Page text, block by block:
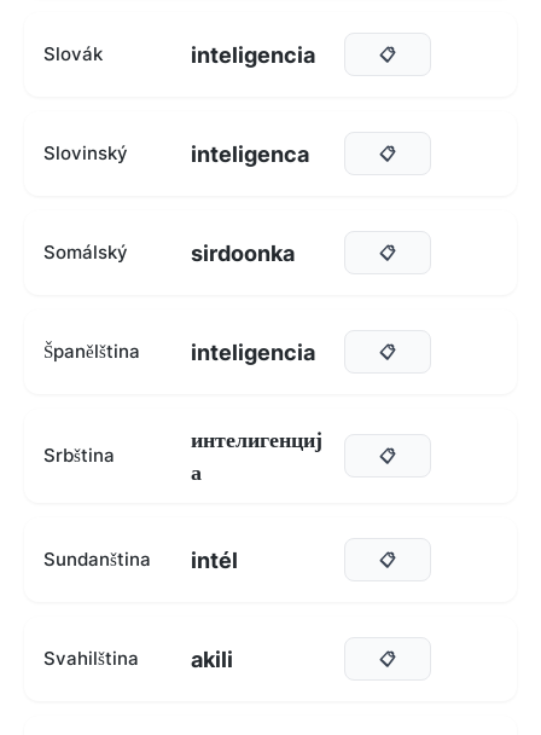
Slovák inteligencia 📋
Slovinský inteligenca 📋
Somálský sirdoonka 📋
Španělština inteligencia 📋
Srbština
интелигенциј
а
📋
Sundanština intél 📋
Svahilština akili 📋